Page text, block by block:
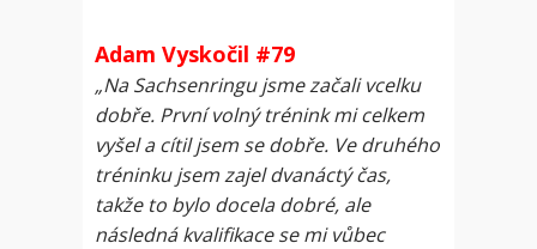
Adam Vyskočil #79
„Na Sachsenringu jsme začali vcelku
dobře. První volný trénink mi celkem
vyšel a cítil jsem se dobře. Ve druhého
tréninku jsem zajel dvanáctý čas,
takže to bylo docela dobré, ale
následná kvalifikace se mi vůbec